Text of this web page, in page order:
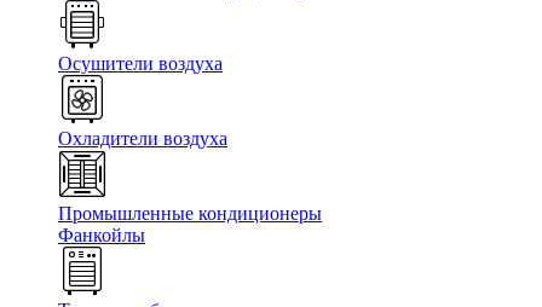
Осушители воздуха
Охладители воздуха
Промышленные кондиционеры
Фанкойлы